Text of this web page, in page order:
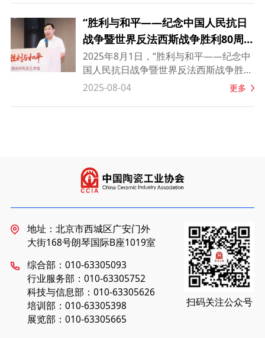
正式迁至北京市海淀区北三环西路31号大
钟寺收藏文化产业园二层会展中心，展览
将持续至8月31日，每日10:00-18:00对公
众开放。本次展览以“铭记历史、珍爱和
平”为主线，通过百余件陶瓷艺术精品与
书画名家创作的深度融合，打造沉浸式爱
国主义教育课堂，同时搭建跨领域艺术交
“胜利与和平——纪念中国人民抗日
战争暨世界反法西斯战争胜利80周
年”主题创作陶瓷艺术展在京启动
2025年8月1日，“胜利与和平——纪念中
国人民抗日战争暨世界反法西斯战争胜利
80周年”主题创作陶瓷艺术展启动仪式在
会、中国互联网新闻中心、中国收藏家协
国人民革命军事博物馆原馆长董长军，中
国陶瓷工业协会理事长刘挺，中国收藏家
协会理事长刘铭威，中国互联网新闻中心
副主任赵林等领导出席活动。
2025-08-04 更多
地址：北京市西城区广安门外
大街168号朗琴国际B座1019室
综合部：010-63305093
行业服务部：010-63305752
科技与信息部：010-63305626
培训部：010-63305398
展览部：010-63305665
扫码关注公众号